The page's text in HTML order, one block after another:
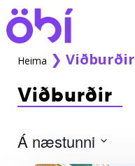
Skip
to
main
Heima ❯ Viðburðir
Viðburðir
Á næstunni